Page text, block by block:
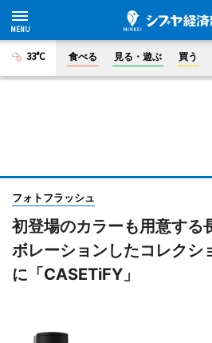
33°C 食べる 見る・遊ぶ 買う
フォトフラッシュ
初登場のカラーも用意する
ボレーションしたコレクシ
に「CASETiFY」